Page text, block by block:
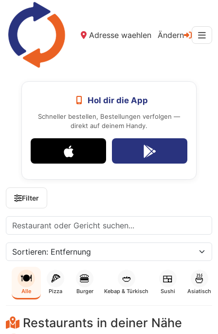
Adresse waehlen Ändern
Hol dir die App
Schneller bestellen, Bestellungen verfolgen —
direkt auf deinem Handy.
Filter
🍽️
Alle
🍕
Pizza
🍔
Burger
🥙
Kebap & Türkisch
🍱
Sushi
🍜
Asiatisch
Restaurants in deiner Nähe